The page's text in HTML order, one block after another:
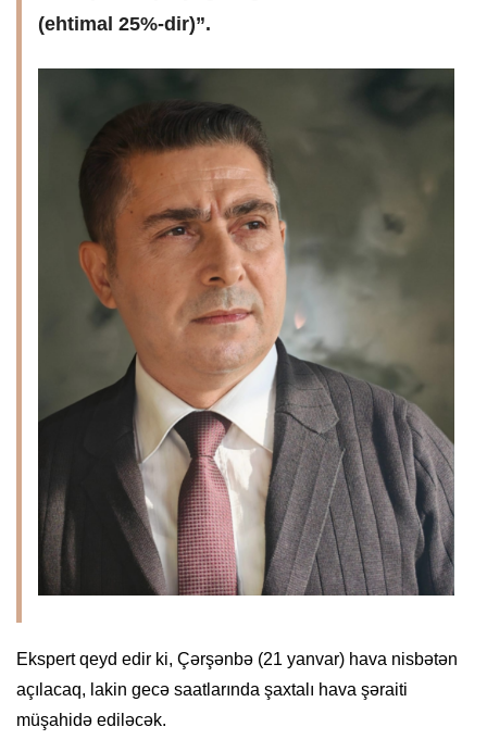
(ehtimal 25%-dir)”.
Ekspert qeyd edir ki, Çərşənbə (21 yanvar) hava nisbətən
açılacaq, lakin gecə saatlarında şaxtalı hava şəraiti
müşahidə ediləcək.